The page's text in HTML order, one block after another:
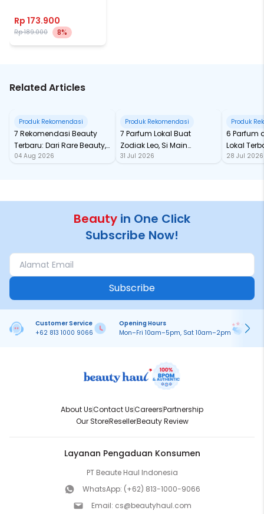
Rp 173.900
Rp 189.000 8%
Related Articles
Produk Rekomendasi
7 Rekomendasi Beauty
Terbaru: Dari Rare Beauty,
Sampai Rhode Skin, Super
04 Aug 2026
Produk Rekomendasi
7 Parfum Lokal Buat
Zodiak Leo, Si Main
Character yang Selalu
31 Jul 2026
Produk
6 Parfum
Lokal
dari
28 Jul 2026
Beauty in One Click
Subscribe Now!
Subscribe
Customer Service
+62 813 1000 9066
Opening Hours
Mon–Fri 10am–5pm, Sat 10am–2pm
About UsContact UsCareersPartnership
Our StoreResellerBeauty Review
Layanan Pengaduan Konsumen
PT Beaute Haul Indonesia
WhatsApp: (+62) 813-1000-9066
Email: cs@beautyhaul.com